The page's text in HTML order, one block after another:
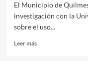
El Municipio de
investigación con la
sobre el uso...
Leer másLeer